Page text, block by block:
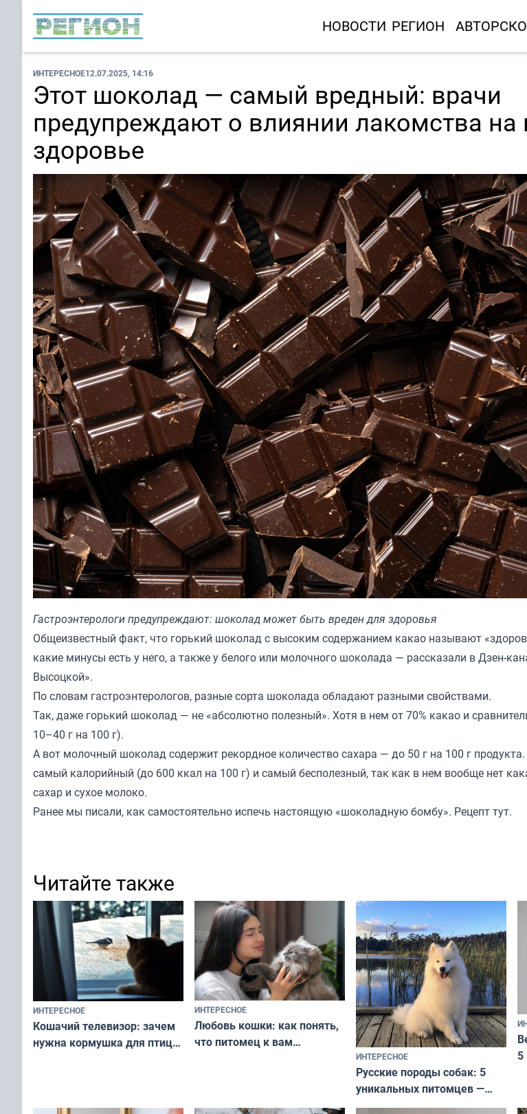
НОВОСТИ РЕГИОН
ИНТЕРЕСНОЕ12.07.2025, 14:16
Этот шоколад — самый вредный: врачи
предупреждают о влиянии лакомства на
здоровье
Гастроэнтерологи предупреждают: шоколад может быть вреден для здоровья
Общеизвестный факт, что горький шоколад с высоким содержанием какао называют
какие минусы есть у него, а также у белого или молочного шоколада — рассказали в Дзен-
Высоцкой».
По словам гастроэнтерологов, разные сорта шоколада обладают разными свойствами.
Так, даже горький шоколад — не «абсолютно полезный». Хотя в нем от 70% какао и
10–40 г на 100 г).
А вот молочный шоколад содержит рекордное количество сахара — до 50 г на 100 г
самый калорийный (до 600 ккал на 100 г) и самый бесполезный, так как в нем вообще нет
сахар и сухое молоко.
Ранее мы писали, как самостоятельно испечь настоящую «шоколадную бомбу». Рецепттут.
Читайте также
ИНТЕРЕСНОЕ
Кошачий телевизор: зачем
нужна кормушка для птиц
ИНТЕРЕСНОЕ
Любовь кошки: как понять,
что питомец к вам
ИНТЕРЕСНОЕ
Русские породы собак: 5
уникальных питомцев —
национальные сокровища
и